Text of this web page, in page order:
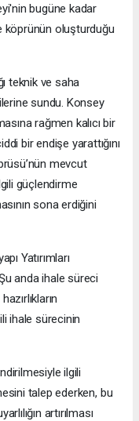
bugüne kadar
köprünün oluşturduğu
teknik ve saha
sundu. Konsey
rağmen kalıcı bir
bir endişe yarattığını
mevcut
güçlendirme
sona erdiğini
Yatırımları
anda ihale süreci
ihale sürecinin
ilgili
talep ederken, bu
artırılması